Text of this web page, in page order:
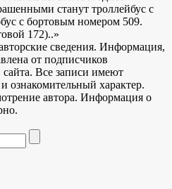
станут троллейбус с
с бортовым номером 509.
172)..»
сведения. Информация,
от подписчиков
сайта. Все записи имеют
ознакомительный характер.
автора. Информация о